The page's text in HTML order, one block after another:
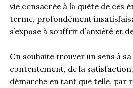
vie consacrée à la quête de ces
terme, profondément
s’expose à souffrir d’anxiété et
On souhaite trouver un sens à
contentement, de la
démarche en tant que telle, par